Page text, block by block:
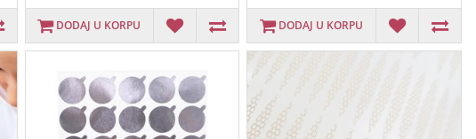
DODAJ U KORPU DODAJ U KORPU